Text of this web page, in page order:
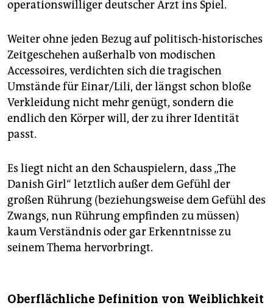
operationswilliger deutscher Arzt ins Spiel.
Weiter ohne jeden Bezug auf politisch-historisches
Zeitgeschehen außerhalb von modischen
Accessoires, verdichten sich die tragischen
Umstände für Einar/Lili, der längst schon bloße
Verkleidung nicht mehr genügt, sondern die
endlich den Körper will, der zu ihrer Identität
passt.
Es liegt nicht an den Schauspielern, dass „The
Danish Girl“ letztlich außer dem Gefühl der
großen Rührung (beziehungsweise dem Gefühl des
Zwangs, nun Rührung empfinden zu müssen)
kaum Verständnis oder gar Erkenntnisse zu
seinem Thema hervorbringt.
Oberflächliche Definition von Weiblichkeit